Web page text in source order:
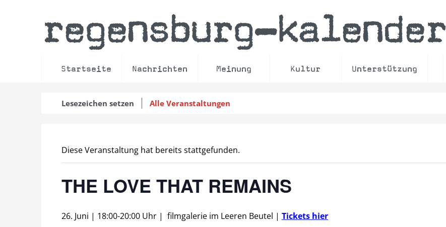
regensburg–kalender
Startseite Nachrichten Meinung Kultur Unterstützung
Lesezeichen setzen Alle Veranstaltungen
Diese Veranstaltung hat bereits stattgefunden.
THE LOVE THAT REMAINS
26. Juni | 18:00-20:00 Uhr | filmgalerie im Leeren Beutel | Tickets hier